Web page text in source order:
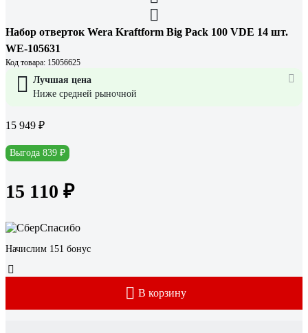
Набор отверток Wera Kraftform Big Pack 100 VDE 14 шт.
WE-105631
Код товара: 15056625
Лучшая цена
Ниже средней рыночной
15 949 ₽
Выгода 839 ₽
15 110 ₽
Начислим 151 бонус
В корзину